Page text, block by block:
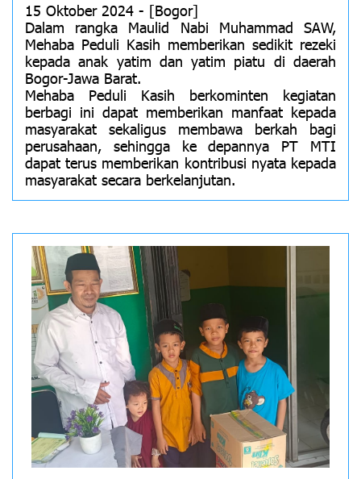
15 Oktober 2024 - [Bogor]
Dalam rangka Maulid Nabi Muhammad SAW,
Mehaba Peduli Kasih memberikan sedikit rezeki
kepada anak yatim dan yatim piatu di daerah
Bogor-Jawa Barat.
Mehaba Peduli Kasih berkominten kegiatan
berbagi ini dapat memberikan manfaat kepada
masyarakat sekaligus membawa berkah bagi
perusahaan, sehingga ke depannya PT MTI
dapat terus memberikan kontribusi nyata kepada
masyarakat secara berkelanjutan.